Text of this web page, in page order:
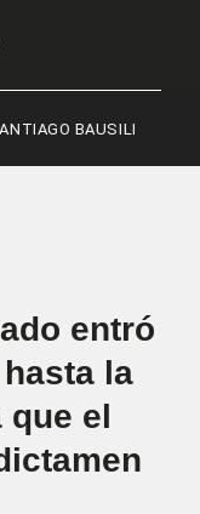
BAUSILI
entró
la
que el